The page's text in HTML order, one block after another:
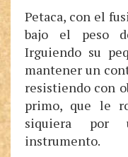
Petaca, con el
bajo el peso
Irguiendo su
mantener un
resistiendo con
primo, que le
siquiera por
instrumento.